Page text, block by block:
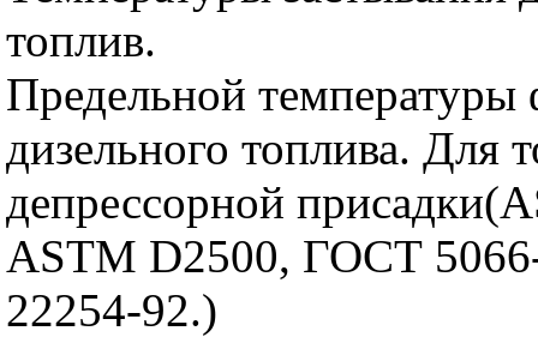
топлив.
Предельной температуры
дизельного топлива. Для
депрессорной
ASTM D2500, ГОСТ
22254-92.)